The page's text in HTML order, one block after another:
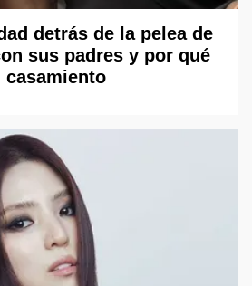
detrás de la pelea de
sus padres y por qué